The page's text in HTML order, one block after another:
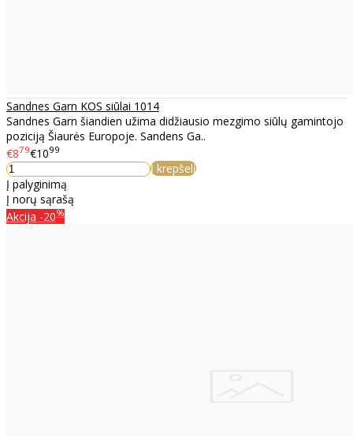
Sandnes Garn KOS siūlai 1014
Sandnes Garn šiandien užima didžiausio mezgimo siūlų gamintojo
poziciją Šiaurės Europoje. Sandens Ga..
€879€1099
Į krepšelį
Į palyginimą
Į norų sąrašą
Akcija -20%